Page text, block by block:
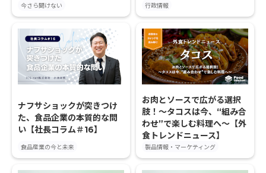
今さら聞けない 行政情報
ナフサショックが突きつけ
た、食品企業の本質的な問
い【社長コラム＃16】
食品産業の今と未来
お肉とソースで広がる選択
肢！〜タコスは今、“組み合
わせ”で楽しむ料理へ〜【外
食トレンドニュース】
製品情報・マーケティング